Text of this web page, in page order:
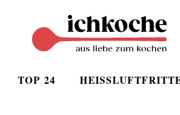
TOP 24